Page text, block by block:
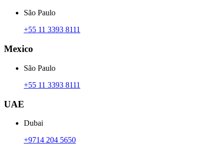
São Paulo
+55 11 3393 8111
Mexico
São Paulo
+55 11 3393 8111
UAE
Dubai
+9714 204 5650